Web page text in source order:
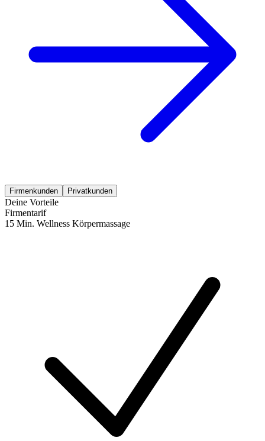
Firmenkunden Privatkunden
Deine Vorteile
Firmentarif
15 Min. Wellness Körpermassage